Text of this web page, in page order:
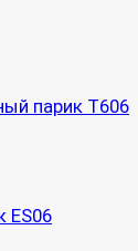
парик T606
ES06